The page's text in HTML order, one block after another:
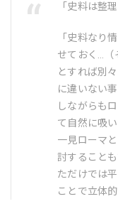
「史料は整
「史料なり
せておく…（
とすれば別
に違いない
しながらも
て自然に吸
一見ローマ
討すること
ただけでは
ことで立体